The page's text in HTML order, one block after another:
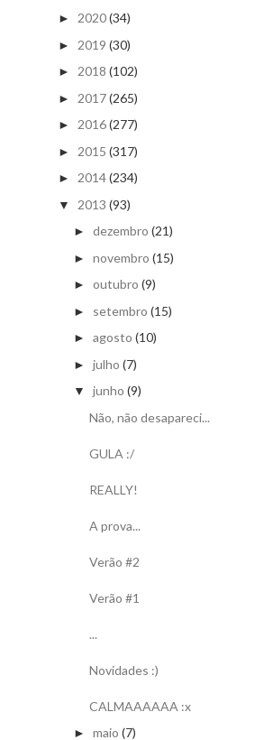
► 2020(34)
► 2019 (30)
► 2018 (102)
► 2017(265)
► 2016(277)
► 2015 (317)
► 2014(234)
▼ 2013 (93)
► dezembro (21)
► novembro (15)
► outubro (9)
► setembro (15)
► agosto (10)
► julho (7)
▼ junho (9)
Não, não desapareci...
GULA :/
REALLY!
A prova...
Verão #2
Verão #1
...
Novidades :)
CALMAAAAAA :x
► maio (7)